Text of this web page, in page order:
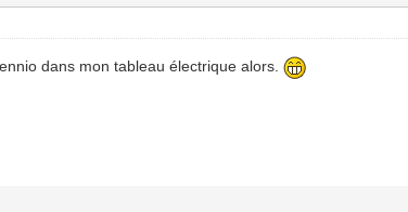
dans mon tableau électrique alors.